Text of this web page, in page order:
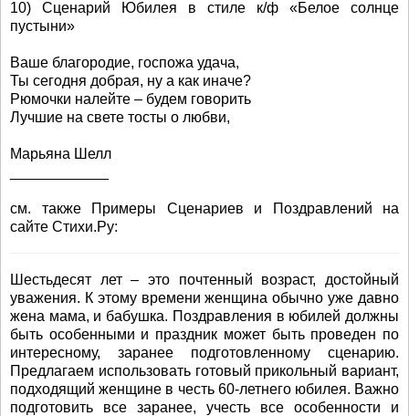
10) Сценарий Юбилея в стиле к/ф «Белое солнце
пустыни»
Ваше благородие, госпожа удача,
Ты сегодня добрая, ну а как иначе?
Рюмочки налейте – будем говорить
Лучшие на свете тосты о любви,
Марьяна Шелл
см. также Примеры Сценариев и Поздравлений на
сайте Стихи.Ру:
Шестьдесят лет – это почтенный возраст, достойный
уважения. К этому времени женщина обычно уже давно
жена мама, и бабушка. Поздравления в юбилей должны
быть особенными и праздник может быть проведен по
интересному, заранее подготовленному сценарию.
Предлагаем использовать готовый прикольный вариант,
подходящий женщине в честь 60-летнего юбилея. Важно
подготовить все заранее, учесть все особенности и